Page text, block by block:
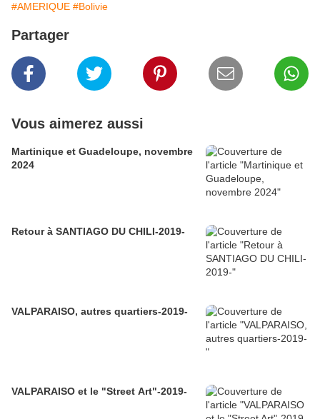
#AMERIQUE #Bolivie
Partager
Vous aimerez aussi
Martinique et Guadeloupe, novembre
2024
Retour à SANTIAGO DU CHILI-2019-
VALPARAISO, autres quartiers-2019-
VALPARAISO et le "Street Art"-2019-